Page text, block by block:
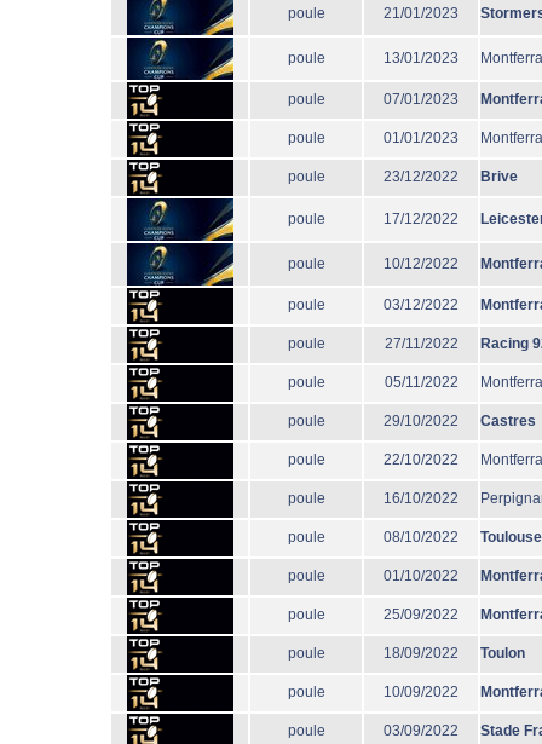
poule 21/01/2023
poule 13/01/2023
poule 07/01/2023
poule 01/01/2023
poule 23/12/2022 Brive
poule 17/12/2022
poule 10/12/2022
poule 03/12/2022
poule 27/11/2022 Racing
poule 05/11/2022
poule 29/10/2022 Castres
poule 22/10/2022
poule 16/10/2022
poule 08/10/2022 Toulouse
poule 01/10/2022
poule 25/09/2022
poule 18/09/2022 Toulon
poule 10/09/2022
poule 03/09/2022 Stade